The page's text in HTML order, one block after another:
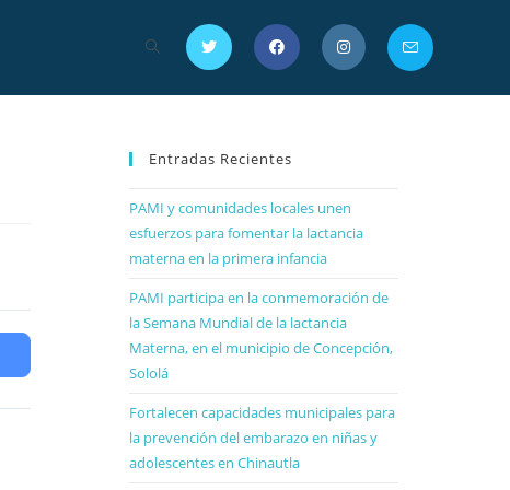
Entradas Recientes
PAMI y comunidades locales unen
esfuerzos para fomentar la lactancia
materna en la primera infancia
PAMI participa en la conmemoración de
la Semana Mundial de la lactancia
Materna, en el municipio de Concepción,
Sololá
Fortalecen capacidades municipales para
la prevención del embarazo en niñas y
adolescentes en Chinautla